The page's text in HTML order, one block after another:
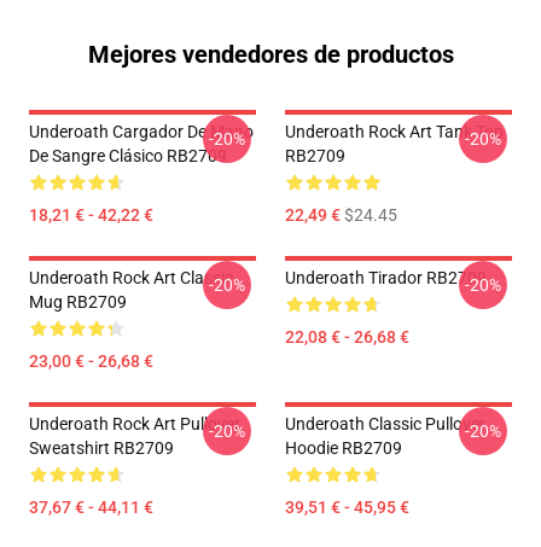
Mejores vendedores de productos
Underoath Cargador De Mano
De Sangre Clásico RB2709
18,21 € - 42,22 €
-20%
Underoath Rock Art Tank Top
RB2709
22,49 €$24.45
-20%
Underoath Rock Art Classic
Mug RB2709
23,00 € - 26,68 €
-20% Underoath Tirador RB2709
22,08 € - 26,68 €
-20%
Underoath Rock Art Pullover
Sweatshirt RB2709
37,67 € - 44,11 €
-20%
Underoath Classic Pullover
Hoodie RB2709
39,51 € - 45,95 €
-20%